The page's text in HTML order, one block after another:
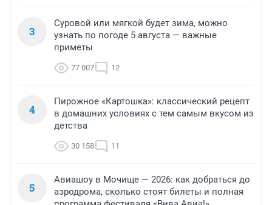
3
Суровой или мягкой будет зима, можно
узнать по погоде 5 августа — важные
приметы
77 007 12
4
Пирожное «Картошка»: классический рецепт
в домашних условиях с тем самым вкусом из
детства
30 158 11
5
Авиашоу в Мочище — 2026: как добраться до
аэродрома, сколько стоят билеты и полная